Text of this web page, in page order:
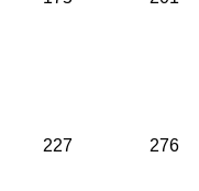
227 276